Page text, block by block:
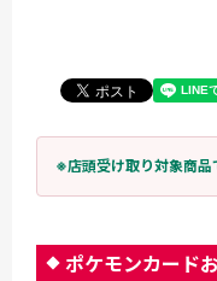
※店頭受け取り対象商品
ポケモンカード